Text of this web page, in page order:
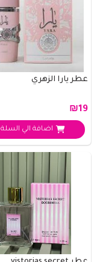
عطر يارا الزهري
₪19
اضافة الي السلة